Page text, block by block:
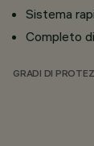
Sistema
Completo
GRADI DI